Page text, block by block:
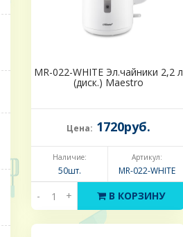
MR-022-WHITE Эл.чайники 2,2 л
(диск.) Maestro
Цена: 1720руб.
Наличие:
50шт.
Артикул:
MR-022-WHITE
- + В КОРЗИНУ